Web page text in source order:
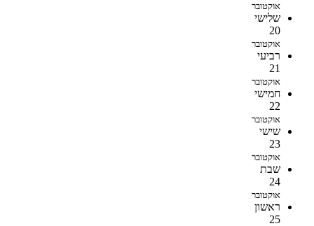
אוקטובר
שלישי
20
אוקטובר
רביעי
21
אוקטובר
חמישי
22
אוקטובר
שישי
23
אוקטובר
שבת
24
אוקטובר
ראשון
25